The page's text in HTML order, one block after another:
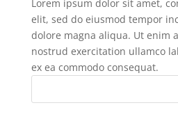
Lorem ipsum dolor sit amet,
elit, sed do eiusmod tempor
dolore magna aliqua. Ut enim
nostrud exercitation ullamco
ex ea commodo consequat.